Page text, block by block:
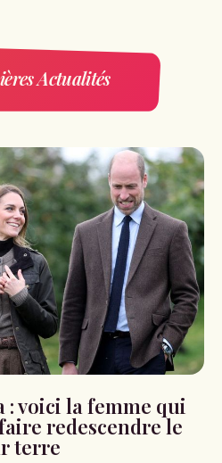
Actualités
: voici la femme qui
redescendre le
terre